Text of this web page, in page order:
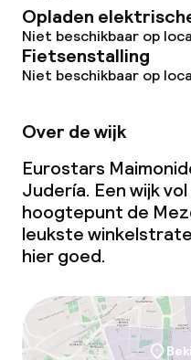
Opladen
Niet beschikbaar op
Fietsenstalling
Niet beschikbaar op
Over de wijk
Eurostars
Judería. Een wijk
hoogtepunt de
leukste
hier goed.